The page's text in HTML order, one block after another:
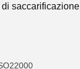
saccarificazione